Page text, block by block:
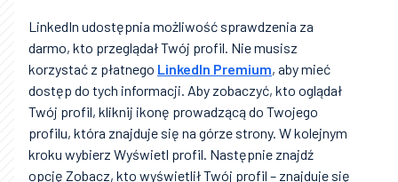
LinkedIn udostępnia możliwość sprawdzenia za
darmo, kto przeglądał Twój profil. Nie musisz
korzystać z płatnego LinkedIn Premium, aby mieć
dostęp do tych informacji. Aby zobaczyć, kto oglądał
Twój profil, kliknij ikonę prowadzącą do Twojego
profilu, która znajduje się na górze strony. W kolejnym
kroku wybierz Wyświetl profil. Następnie znajdź
opcję Zobacz, kto wyświetlił Twój profil – znajduje się